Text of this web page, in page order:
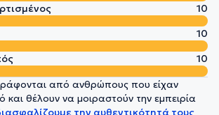
10
10
10
από ανθρώπους που είχαν
και θέλουν να μοιραστούν την εμπειρία
την αυθεντικότητά τους